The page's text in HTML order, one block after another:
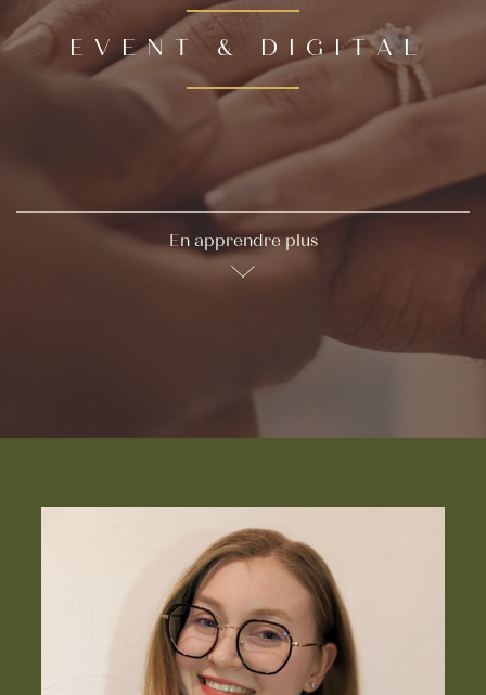
EVENT & DIGITAL
En apprendre plus